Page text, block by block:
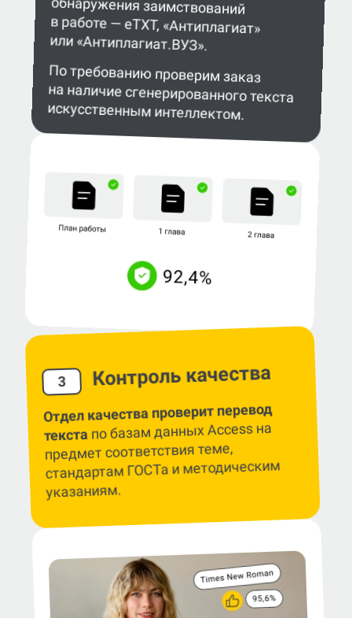
или «Антиплагиат.ВУЗ».
По требованию проверим заказ
на наличие сгенерированного текста
искусственным интеллектом.
3 Контроль качества
Отдел качества проверит перевод
текста по базам данных Access на
предмет соответствия теме,
стандартам ГОСТа и методическим
указаниям.